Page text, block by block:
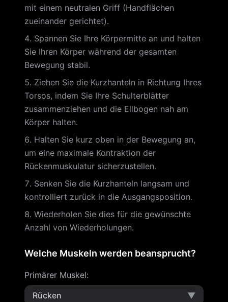
mit einem neutralen Griff (Handflächen
zueinander gerichtet).
Spannen Sie Ihre Körpermitte an und halten
Sie Ihren Körper während der gesamten
Bewegung stabil.
Ziehen Sie die Kurzhanteln in Richtung Ihres
Torsos, indem Sie Ihre Schulterblätter
zusammenziehen und die Ellbogen nah am
Körper halten.
Halten Sie kurz oben in der Bewegung an,
um eine maximale Kontraktion der
Rückenmuskulatur sicherzustellen.
Senken Sie die Kurzhanteln langsam und
kontrolliert zurück in die Ausgangsposition.
Wiederholen Sie dies für die gewünschte
Anzahl von Wiederholungen.
Welche Muskeln werden beansprucht?
Primärer Muskel:
Rücken
▼